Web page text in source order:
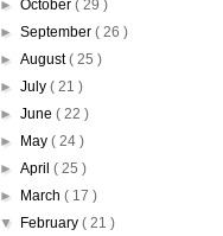
► October ( 29 )
► September ( 26 )
► August( 25 )
► July ( 21 )
► June ( 22 )
►
May ( 24 )
► April ( 25 )
►
March ( 17 )
▼
February ( 21 )